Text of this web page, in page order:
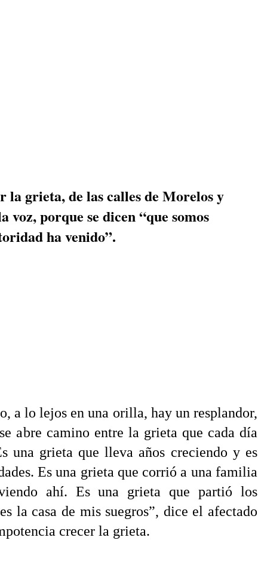
la grieta, de las calles de Morelos y
voz, porque se dicen “que somos
ha venido”.
a lo lejos en una orilla, hay un resplandor,
abre camino entre la grieta que cada día
una grieta que lleva años creciendo y es
Es una grieta que corrió a una familia
ahí. Es una grieta que partió los
la casa de mis suegros”, dice el afectado
crecer la grieta.